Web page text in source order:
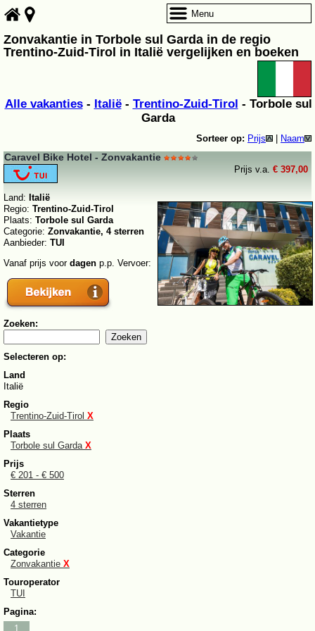
Zonvakantie in Torbole sul Garda in de regio
Trentino-Zuid-Tirol in Italië vergelijken en boeken
Alle vakanties- Italië- Trentino-Zuid-Tirol - Torbole sul
Garda
Sorteer op: Prijs Naam
Caravel Bike Hotel - Zonvakantie
Prijs v.a. € 397,00
Land: Italië
Regio: Trentino-Zuid-Tirol
Plaats: Torbole sul Garda
Categorie: Zonvakantie, 4 sterren
Aanbieder: TUI
Vanaf prijs voor dagen p.p. Vervoer:
Zoeken:
Selecteren op:
Land
Italië
Regio
Trentino-Zuid-Tirol X
Plaats
Torbole sul Garda X
Prijs
€ 201 - € 500
Sterren
4 sterren
Vakantietype
Vakantie
Categorie
Zonvakantie X
Touroperator
TUI
Pagina:
1
Menu